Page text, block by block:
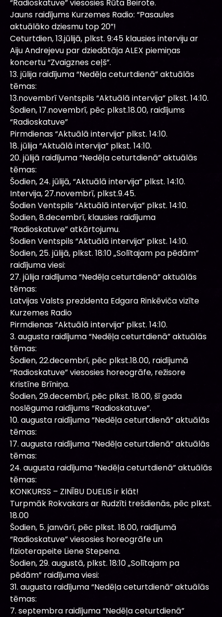
“Radioskatuve” viesosies Rūta Beirote.
Jauns raidījums Kurzemes Radio: “Pasaules
aktuālāko dziesmu top 20”!
Ceturtdien, 13.jūlijā, plkst. 9:45 klausies interviju ar
Aiju Andrejevu par dziedātāja ALEX piemiņas
koncertu “Zvaigznes ceļš”.
13. jūlija raidījuma “Nedēļa ceturtdienā” aktuālās
tēmas:
13.novembrī Ventspils “Aktuālā intervija” plkst. 14:10.
Šodien, 17.novembrī, pēc plkst.18.00, raidījums
“Radioskatuve”
Pirmdienas “Aktuālā intervija” plkst. 14:10.
18. jūlija “Aktuālā intervija” plkst. 14:10.
20. jūlijā raidījuma “Nedēļa ceturtdienā” aktuālās
tēmas:
Šodien, 24. jūlijā, “Aktuālā intervija” plkst. 14:10.
Intervija, 27.novembrī, plkst.9.45.
Šodien Ventspils “Aktuālā intervija” plkst. 14:10.
Šodien, 8.decembrī, klausies raidījuma
“Radioskatuve” atkārtojumu.
Šodien Ventspils “Aktuālā intervija” plkst. 14:10.
Šodien, 25. jūlijā, plkst. 18:10 „Solītajam pa pēdām”
raidījuma viesi:
27. jūlija raidījuma “Nedēļa ceturtdienā” aktuālās
tēmas:
Latvijas Valsts prezidenta Edgara Rinkēviča vizīte
Kurzemes Radio
Pirmdienas “Aktuālā intervija” plkst. 14:10.
3. augusta raidījuma “Nedēļa ceturtdienā” aktuālās
tēmas:
Šodien, 22.decembrī, pēc plkst.18.00, raidījumā
“Radioskatuve” viesosies horeogrāfe, režisore
Kristīne Brīniņa.
Šodien, 29.decembrī, pēc plkst. 18.00, šī gada
noslēguma raidījums “Radioskatuve”.
10. augusta raidījuma “Nedēļa ceturtdienā” aktuālās
tēmas:
17. augusta raidījuma “Nedēļa ceturtdienā” aktuālās
tēmas:
24. augusta raidījuma “Nedēļa ceturtdienā” aktuālās
tēmas:
KONKURSS – ZINĪBU DUELIS ir klāt!
Turpmāk Rokvakars ar Rudzīti trešdienās, pēc plkst.
18.00
Šodien, 5. janvārī, pēc plkst. 18.00, raidījumā
“Radioskatuve” viesosies horeogrāfe un
fizioterapeite Liene Stepena.
Šodien, 29. augustā, plkst. 18:10 „Solītajam pa
pēdām” raidījuma viesi:
31. augusta raidījuma “Nedēļa ceturtdienā” aktuālās
tēmas:
7. septembra raidījuma “Nedēļa ceturtdienā”